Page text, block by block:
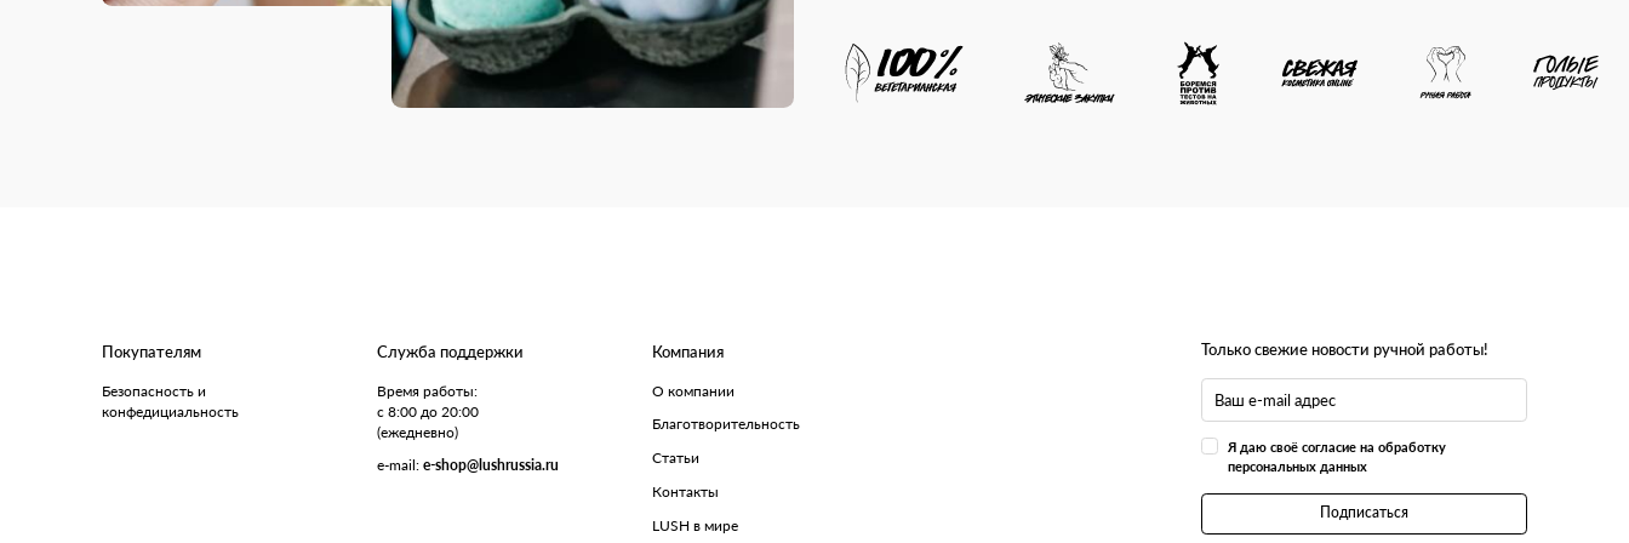
Служба поддержки
Время работы:
с 8:00 до 20:00
(ежедневно)
e-mail: e-shop@lushrussia.ru
Компания
О компании
Благотворительность
Статьи
Контакты
LUSH в мире
Покупателям
Безопасность и
конфедициальность
Только свежие новости ручной работы!
Я даю своё согласие на обработку
персональных данных
Подписаться